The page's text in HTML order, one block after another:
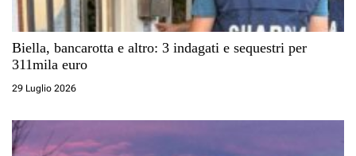
Biella, bancarotta e altro: 3 indagati e sequestri per
311mila euro
29 Luglio 2026